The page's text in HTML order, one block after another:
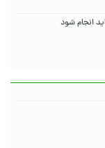
انجام شود